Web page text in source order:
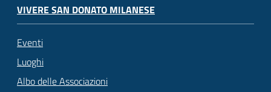
VIVERE SAN DONATO MILANESE
Eventi
Luoghi
Albo delle Associazioni